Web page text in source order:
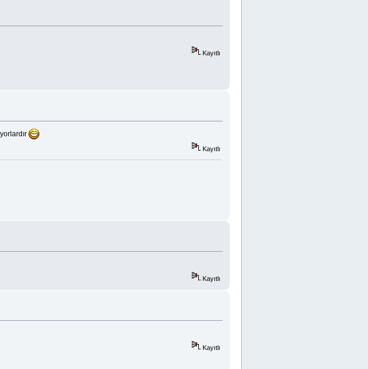
Kayıtlı
Kayıtlı
Kayıtlı
Kayıtlı